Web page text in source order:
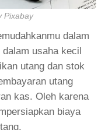
Pixabay
dalam
usaha kecil
utang dan stok
utang
kas. Oleh karena
biaya